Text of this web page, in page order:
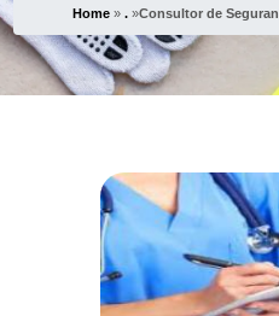
Home » . »Consultor de